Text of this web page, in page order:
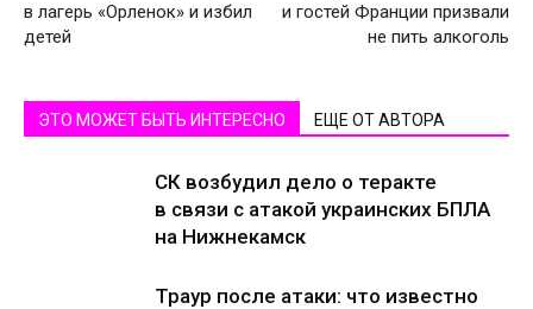
в лагерь «Орленок» и избил
детей
и гостей Франции призвали
не пить алкоголь
ЭТО МОЖЕТ БЫТЬ ИНТЕРЕСНО ЕЩЕ ОТ АВТОРА
СК возбудил дело о теракте
в связи с атакой украинских БПЛА
на Нижнекамск
Траур после атаки: что известно